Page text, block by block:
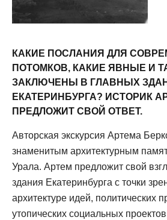
КАКИЕ ПОСЛАНИЯ ДЛЯ
ПОТОМКОВ, КАКИЕ ЯВНЫЕ И
ЗАКЛЮЧЕНЫ В ГЛАВНЫХ
ЕКАТЕРИНБУРГА? ИСТОРИК
ПРЕДЛОЖИТ СВОЙ ОТВЕТ.
Авторская экскурсия Артема
знаменитым архитектурным
Урала. Артем предложит свой
здания Екатеринбурга с точки
архитектуре идей, политических
утопических социальных